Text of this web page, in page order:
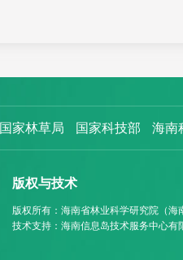
国家林草局 国家科技部 海南
版权与技术
版权所有：海南省林业科学研究院（海
技术支持：海南信息岛技术服务中心有